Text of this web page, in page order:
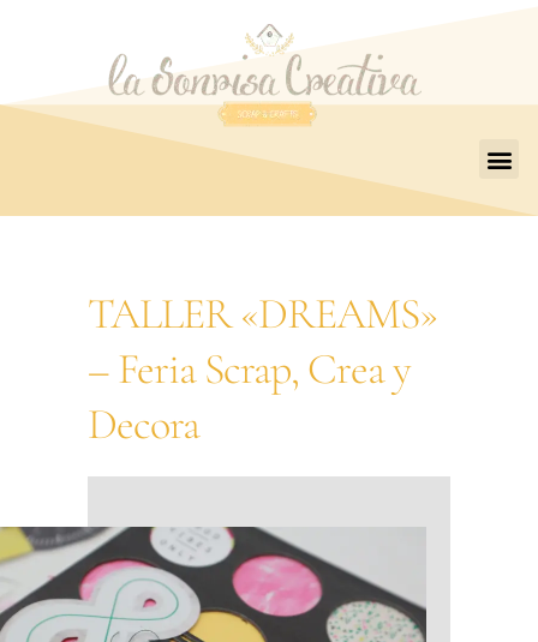
TALLER «DREAMS»
– Feria Scrap, Crea y
Decora